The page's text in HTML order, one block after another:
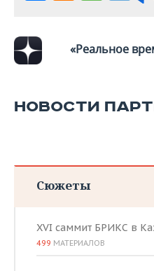
«Реальное
НОВОСТИ
Сюжеты
XVI саммит БРИКС в
499 МАТЕРИАЛОВ